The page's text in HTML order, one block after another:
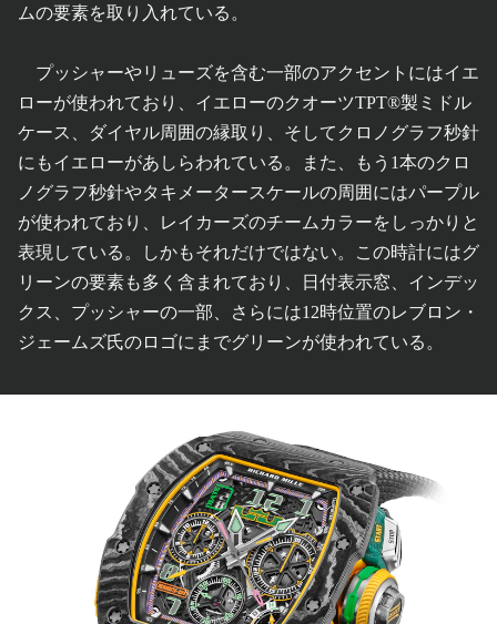
ムの要素を取り入れている。
プッシャーやリューズを含む一部のアクセントにはイエ
ローが使われており、イエローのクオーツTPT®製ミドル
ケース、ダイヤル周囲の縁取り、そしてクロノグラフ秒針
にもイエローがあしらわれている。また、もう1本のクロ
ノグラフ秒針やタキメータースケールの周囲にはパープル
が使われており、レイカーズのチームカラーをしっかりと
表現している。しかもそれだけではない。この時計にはグ
リーンの要素も多く含まれており、日付表示窓、インデッ
クス、プッシャーの一部、さらには12時位置のレブロン・
ジェームズ氏のロゴにまでグリーンが使われている。